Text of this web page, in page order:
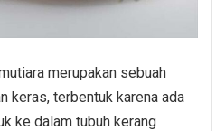
merupakan sebuah
keras, terbentuk karena ada
ke dalam tubuh kerang